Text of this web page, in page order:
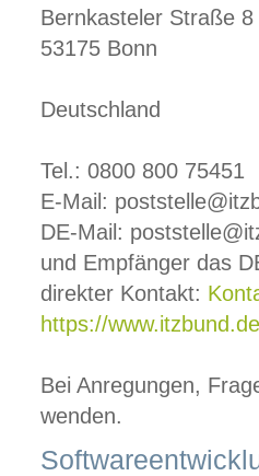
Bernkasteler Straße 8
53175 Bonn
Deutschland
Tel.: 0800 800 75451
E-Mail:
DE-Mail:
und Empfänger das
direkter Kontakt:
https://
Bei Anregungen,
wenden.